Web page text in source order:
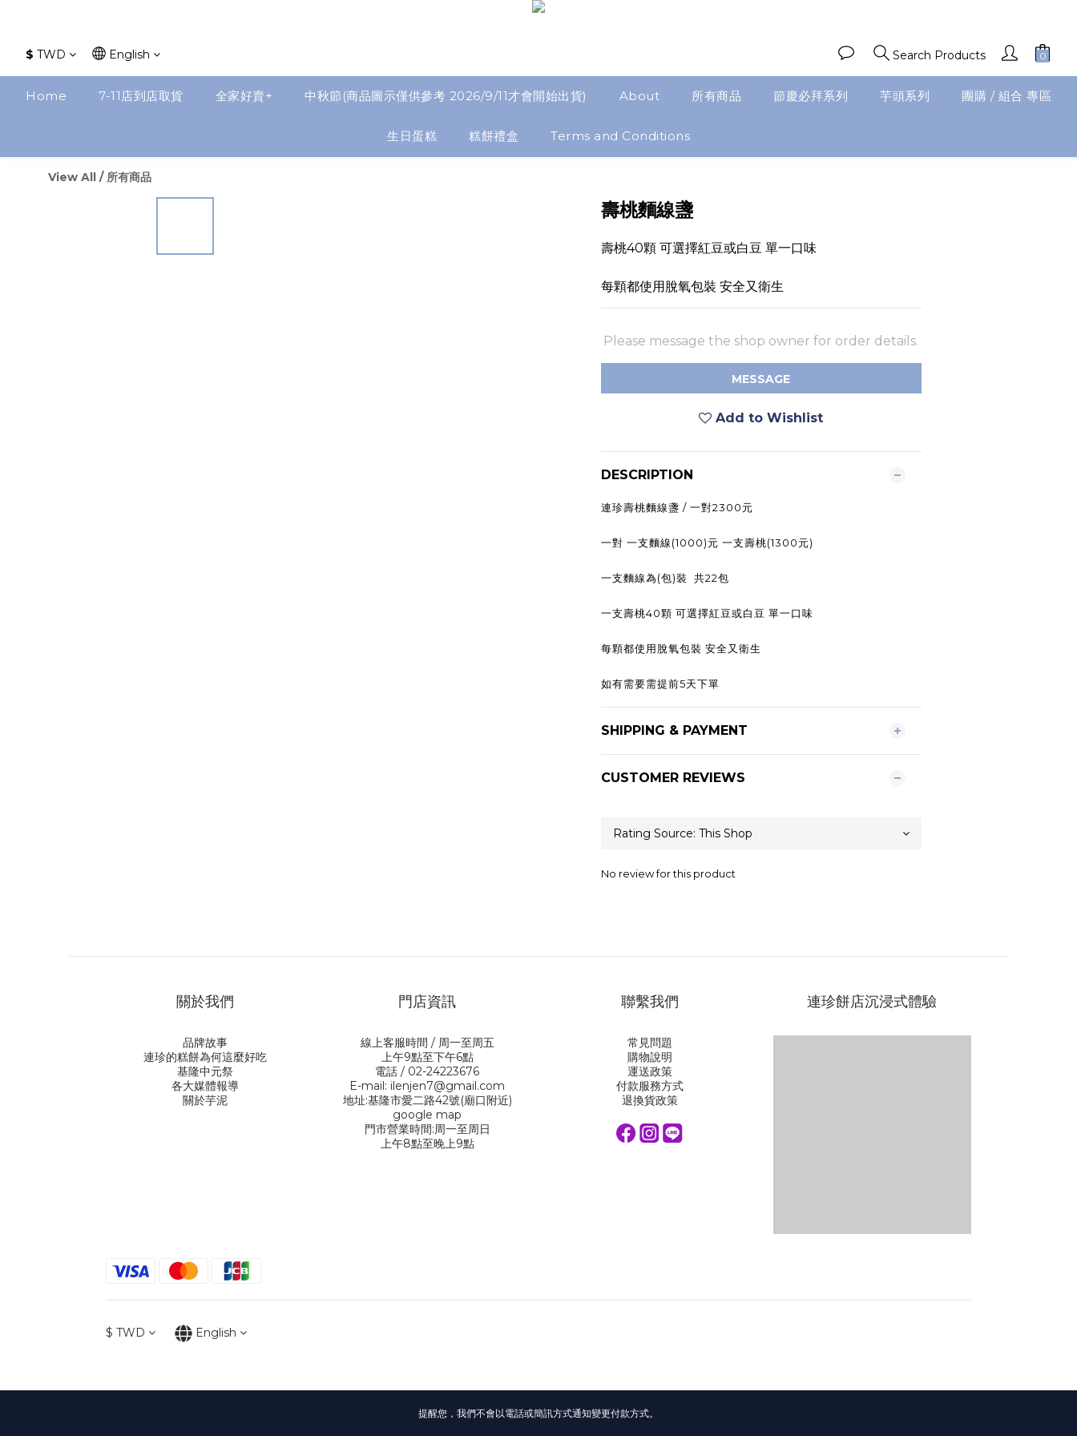
$ TWD English Search Products
Home 7-11店到店取貨 全家好賣+ 中秋節(商品圖示僅供參考 2026/9/11才會開始出貨) About 所有商品 節慶必拜系列 芋頭系列 團購 / 組合 專區
生日蛋糕 糕餅禮盒 Terms and Conditions
View All / 所有商品
壽桃麵線盞
壽桃40顆 可選擇紅豆或白豆 單一口味
每顆都使用脫氧包裝 安全又衛生
Please message the shop owner for order details.
MESSAGE
Add to Wishlist
DESCRIPTION
連珍壽桃麵線盞 / 一對2300元
一對 一支麵線(1000)元 一支壽桃(1300元)
一支麵線為(包)裝 共22包
一支壽桃40顆 可選擇紅豆或白豆 單一口味
每顆都使用脫氧包裝 安全又衛生
如有需要需提前5天下單
SHIPPING & PAYMENT
CUSTOMER REVIEWS
No review for this product
關於我們
品牌故事
連珍的糕餅為何這麼好吃
基隆中元祭
各大媒體報導
關於芋泥
門店資訊
線上客服時間 / 周一至周五
上午9點至下午6點
電話 / 02-24223676
E-mail: ilenjen7@gmail.com
地址:基隆市愛二路42號(廟口附近)
google map
門市營業時間:周一至周日
上午8點至晚上9點
聯繫我們
常見問題
購物說明
運送政策
付款服務方式
退換貨政策
連珍餅店沉浸式體驗
$ TWD English
提醒您，我們不會以電話或簡訊方式通知變更付款方式。